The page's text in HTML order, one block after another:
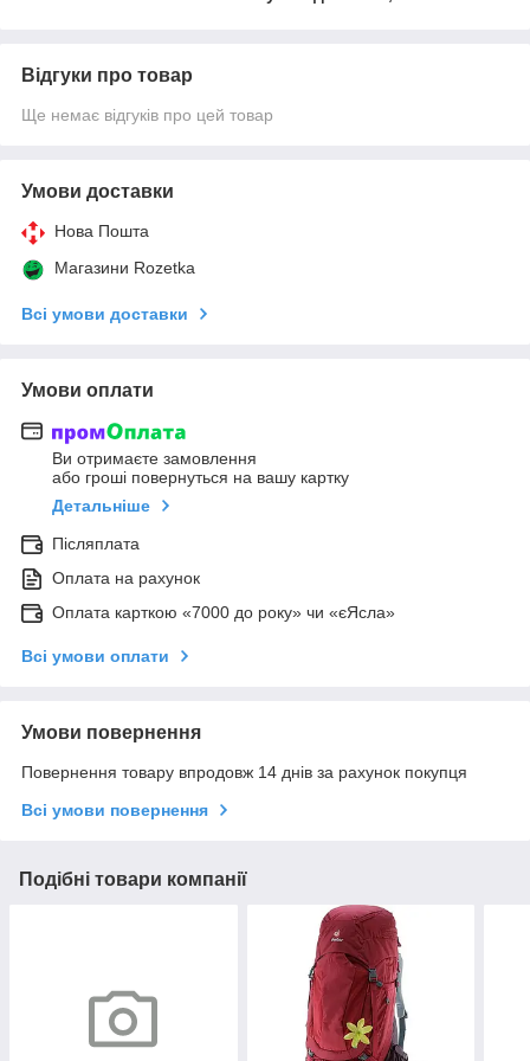
Відгуки про товар
Ще немає відгуків про цей товар
Умови доставки
Нова Пошта
Магазини Rozetka
Всі умови доставки
Умови оплати
Ви отримаєте замовлення
або гроші повернуться на вашу картку
Детальніше
Післяплата
Оплата на рахунок
Оплата карткою «7000 до року» чи «єЯсла»
Всі умови оплати
Умови повернення
Повернення товару впродовж 14 днів за рахунок покупця
Всі умови повернення
Подібні товари компанії